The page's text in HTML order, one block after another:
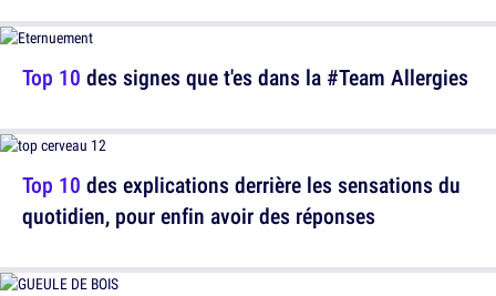
Top 10 des signes que t'es dans la #Team Allergies
Top 10 des explications derrière les sensations du
quotidien, pour enfin avoir des réponses